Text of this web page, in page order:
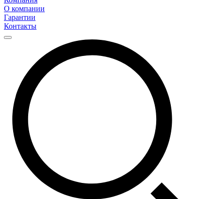
О компании
Гарантии
Контакты